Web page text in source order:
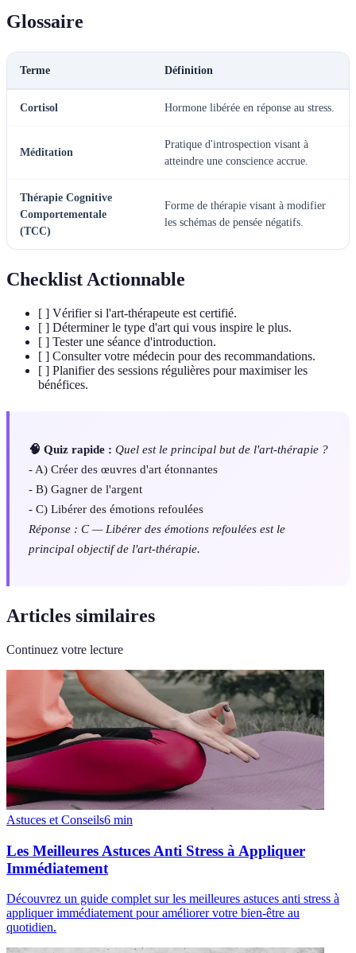
Glossaire
Terme Définition
Cortisol Hormone libérée en réponse au stress.
Méditation
Pratique d'introspection visant à
atteindre une conscience accrue.
Thérapie Cognitive
Comportementale
(TCC)
Forme de thérapie visant à modifier
les schémas de pensée négatifs.
Checklist Actionnable
[ ] Vérifier si l'art-thérapeute est certifié.
[ ] Déterminer le type d'art qui vous inspire le plus.
[ ] Tester une séance d'introduction.
[ ] Consulter votre médecin pour des recommandations.
[ ] Planifier des sessions régulières pour maximiser les
bénéfices.
🧠 Quiz rapide : Quel est le principal but de l'art-thérapie ?
- A) Créer des œuvres d'art étonnantes
- B) Gagner de l'argent
- C) Libérer des émotions refoulées
Réponse : C — Libérer des émotions refoulées est le
principal objectif de l'art-thérapie.
Articles similaires
Continuez votre lecture
Astuces et Conseils6 min
Les Meilleures Astuces Anti Stress à Appliquer
Immédiatement
Découvrez un guide complet sur les meilleures astuces anti stress à
appliquer immédiatement pour améliorer votre bien-être au
quotidien.